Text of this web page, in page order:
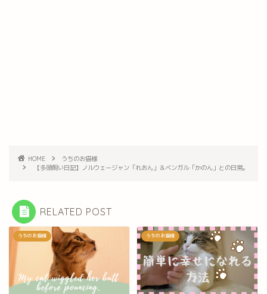
HOME
うちのお猫様
【多頭飼い日記】ノルウェージャン「れおん」＆ベンガル「かのん」との日常。
RELATED POST
うちのお猫様 うちのお猫様